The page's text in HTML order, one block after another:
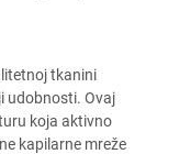
tkanini
udobnosti. Ovaj
koja aktivno
kapilarne mreže